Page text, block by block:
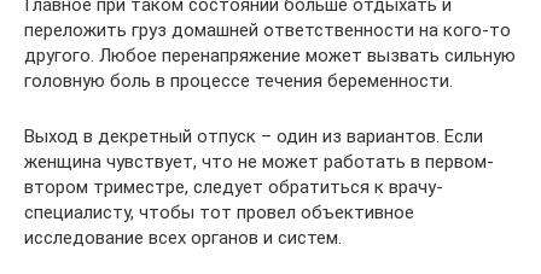
Главное при таком состоянии больше отдыхать и
переложить груз домашней ответственности на кого-то
другого. Любое перенапряжение может вызвать сильную
головную боль в процессе течения беременности.
Выход в декретный отпуск – один из вариантов. Если
женщина чувствует, что не может работать в первом-
втором триместре, следует обратиться к врачу-
специалисту, чтобы тот провел объективное
исследование всех органов и систем.